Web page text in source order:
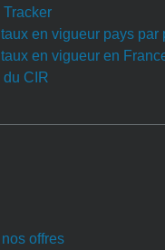
en vigueur pays par
en vigueur en
CIR
offres